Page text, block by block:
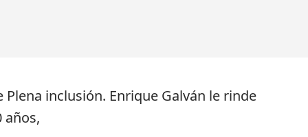
inclusión. Enrique Galván le rinde
años,